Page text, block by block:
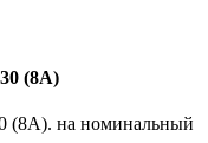
(8А)
(8А). на номинальный